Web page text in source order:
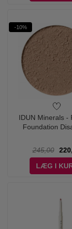
-10%
IDUN Minerals -
Foundation
245,00
LÆG I